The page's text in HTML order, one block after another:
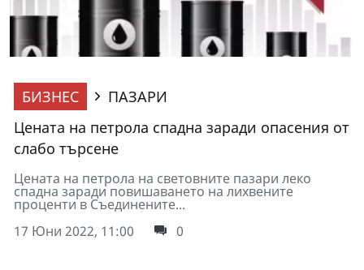
БИЗНЕС
ПАЗАРИ
Цената на петрола спадна заради опасения от
слабо търсене
Цената на петрола на световните пазари леко
спадна заради повишаването на лихвените
проценти в Съединените...
17 Юни 2022, 11:00
0